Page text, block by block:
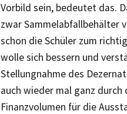
Vorbild sein, bedeutet das.
zwar Sammelabfallbehälter
schon die Schüler zum
wolle sich bessern und
Stellungnahme des
auch wieder mal ganz
Finanzvolumen für die